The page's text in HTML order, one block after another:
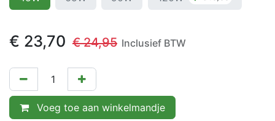
€ 23,70 €24,95 Inclusief BTW
Voeg toe aan winkelmandje